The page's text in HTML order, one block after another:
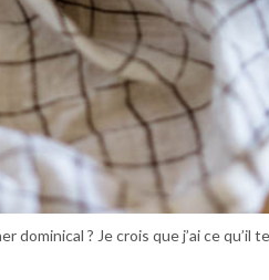
dominical ? Je crois que j’ai ce qu’il